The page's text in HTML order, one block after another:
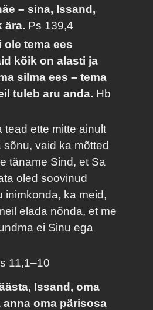
– sina, Issand,
ära. Ps 139,4
tema ees
kõik on alasti ja
silma ees – tema
tuleb aru anda. Hb
tead ette mitte ainult
sõnu, vaid ka mõtted
täname Sind, et Sa
oled soovinud
inimkonda, ka meid,
elada nõnda, et me
ei Sinu ega
11,1–10
Issand, oma
anna oma pärisosa